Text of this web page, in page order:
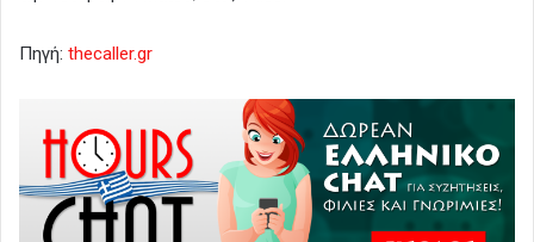
Πηγή: thecaller.gr